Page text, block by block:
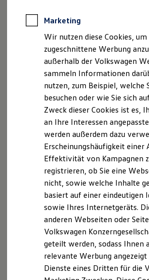
Anpfiff zum Gewinn
Elektroautos
ID. Tutorials
Elektrofahrzeugkonzepte
Reichweite
Reichweite der ID.
Reichweite im Winter
Laden
Laden unterwegs
Laden Zuhause
Ladezeitensimulator
Batterie
Sicherheit
Garantie und Lebensdauer
Nachhaltigkeit
Technologie
Kosten und Kauf
Verbrauchskosten
Kaufoptionen
E-Auto-Förderung
Software und Konnektivität
Die ID. Software 6
ID. Software Versionen
Digitale Extras
Schnittstellen zu Ihrem
Impressum & Rechtliches)
Unsereaktuellen
Stellenangebote
Zu den Stellenangeboten
Marketing
Wir nutzen diese Cookies,
zugeschnittene Werbung
außerhalb der Volkswagen
sammeln Informationen
nutzen, zum Beispiel, welche
besuchen oder wie Sie sich
Zweck dieser Cookies ist es,
an Ihre Interessen
werden außerdem dazu
Erscheinungshäufigkeit einer
Effektivität von Kampagnen
registrieren, ob Sie eine
nicht, sowie welche Inhalte
basiert auf einer
sowie Ihres Internetgeräts.
anderen Webseiten oder
Volkswagen
geteilt werden, sodass Ihnen
relevante Werbung
Dienste eines Dritten für die